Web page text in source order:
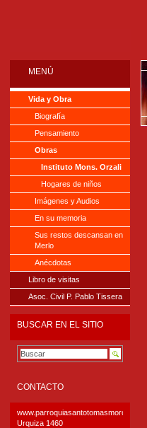
MENÚ
Vida y Obra
Biografía
Pensamiento
Obras
Instituto Mons. Orzali
Hogares de niños
Imágenes y Audios
En su memoria
Sus restos descansan en
Merlo
Anécdotas
Libro de visitas
Asoc. Civil P. Pablo Tissera
BUSCAR EN EL SITIO
CONTACTO
www.parroquiasantotomasmoro.com
Urquiza 1460